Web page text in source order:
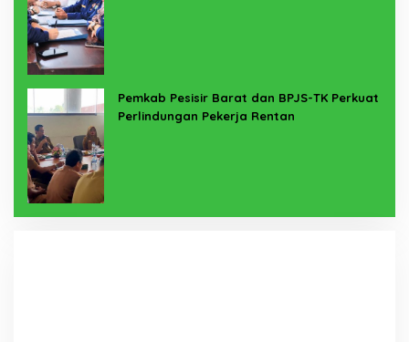
Pemkab Pesisir Barat dan BPJS-TK Perkuat
Perlindungan Pekerja Rentan